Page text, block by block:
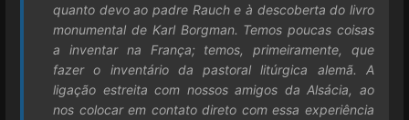
quanto devo ao padre Rauch e à descoberta do livro
monumental de Karl Borgman. Temos poucas coisas
a inventar na França; temos, primeiramente, que
fazer o inventário da pastoral litúrgica alemã. A
ligação estreita com nossos amigos da Alsácia, ao
nos colocar em contato direto com essa experiência